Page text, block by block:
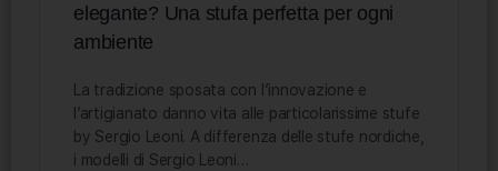
elegante? Una stufa perfetta per ogni
ambiente
La tradizione sposata con l’innovazione e
l’artigianato danno vita alle particolarissime stufe
by Sergio Leoni. A differenza delle stufe nordiche,
i modelli di Sergio Leoni…